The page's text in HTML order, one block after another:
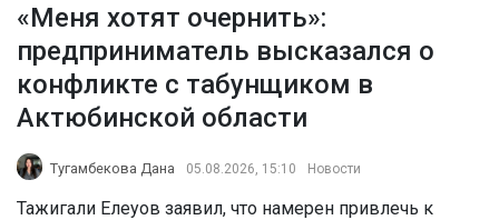
«Меня хотят очернить»:
предприниматель высказался о
конфликте с табунщиком в
Актюбинской области
Тугамбекова Дана 05.08.2026, 15:10 Новости
Тажигали Елеуов заявил, что намерен привлечь к